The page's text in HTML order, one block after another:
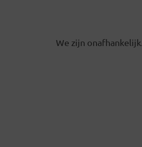
We zijn